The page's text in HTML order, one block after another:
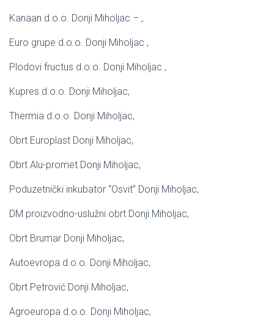
Kanaan d.o.o. Donji Miholjac – ,
Euro grupe d.o.o. Donji Miholjac ,
Plodovi fructus d.o.o. Donji Miholjac ,
Kupres d.o.o. Donji Miholjac,
Thermia d.o.o. Donji Miholjac,
Obrt Europlast Donji Miholjac,
Obrt Alu-promet Donji Miholjac,
Poduzetnički inkubator “Osvit” Donji Miholjac,
DM proizvodno-uslužni obrt Donji Miholjac,
Obrt Brumar Donji Miholjac,
Autoevropa d.o.o. Donji Miholjac,
Obrt Petrović Donji Miholjac,
Agroeuropa d.o.o. Donji Miholjac,